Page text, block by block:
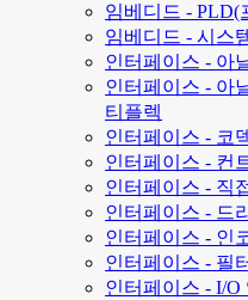
임베디드 - PLD(
임베디드 - 시스
인터페이스 - 아
인터페이스 - 아
티플렉
인터페이스 - 코
인터페이스 - 컨
인터페이스 - 직
인터페이스 - 드
인터페이스 - 인
인터페이스 - 필
인터페이스 - I/O